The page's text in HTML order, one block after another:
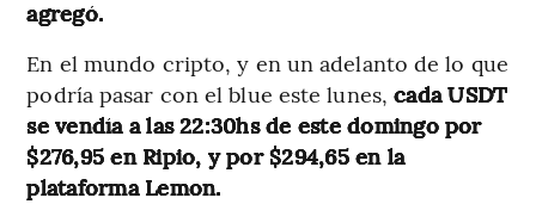
agregó.
En el mundo cripto, y en un adelanto de lo que
podría pasar con el blue este lunes,cada USDT
se vendía a las 22:30hs de este domingo por
$276,95 en Ripio, y por $294,65 en la
plataforma Lemon.